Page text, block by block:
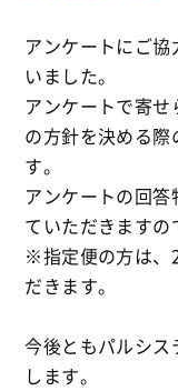
ア ンケートにご
いました。
アンケートで寄
の方針を決める
す。
アンケートの回
ていただきますの
※指定便の方は、
だきます。
今後ともパルシ
します。